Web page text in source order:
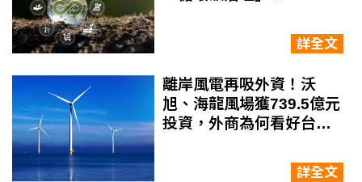
詳全文
離岸風電再吸外資！沃
旭、海龍風場獲739.5億元
投資，外商為何看好台灣
詳全文